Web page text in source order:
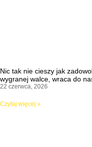
Nic tak nie cieszy jak
wygranej walce, wraca do
22 czerwca, 2026
Czytaj więcej »